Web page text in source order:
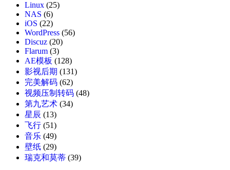
Linux (25)
NAS (6)
iOS (22)
WordPress (56)
Discuz (20)
Flarum (3)
AE模板 (128)
影视后期 (131)
完美解码 (62)
视频压制转码 (48)
第九艺术 (34)
星辰 (13)
飞行 (51)
音乐 (49)
壁纸 (29)
瑞克和莫蒂 (39)